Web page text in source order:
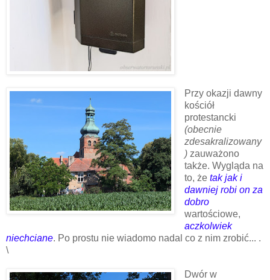
Przy okazji dawny
kościół
protestancki
(obecnie
zdesakralizowany
)zauważono
także. Wygląda na
to, że tak jak i
dawniej robi on za
dobro
wartościowe,
aczkolwiek
niechciane. Po prostu nie wiadomo nadal co z nim zrobić... .
\
Dwór w